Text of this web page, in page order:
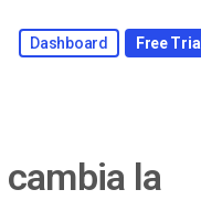
Dashboard Free Trial
la